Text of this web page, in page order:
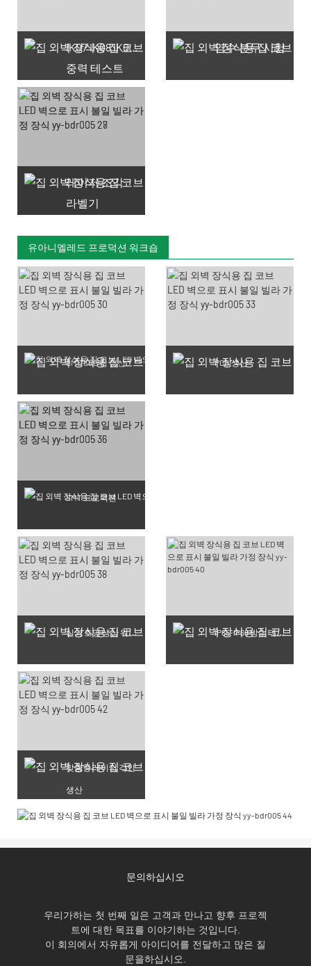
IK07 IK08 IK09 IK10
중력 테스트
염수 분무 시험
레이저 조각
라벨기
유아니엘레드 프로덕션 워크숍
SMD LED 칩 생산 PCB 생산
SMT 프로덕션
실외 조명 생산 워크숍 IP65-IP68 방수 테스트 완료 제품
맞춤형 레이저 각인
생산
문의하십시오
우리가하는 첫 번째 일은 고객과 만나고 향후 프로젝
트에 대한 목표를 이야기하는 것입니다.
이 회의에서 자유롭게 아이디어를 전달하고 많은 질
문을하십시오.